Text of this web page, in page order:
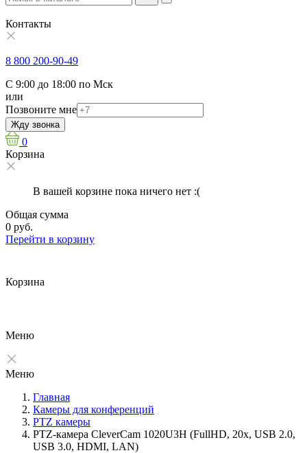
Контакты
8 800 200-90-49
С 9:00 до 18:00 по Мск
или
Позвоните мне
Жду звонка
0
Корзина
В вашей корзине пока ничего нет :(
Общая сумма
0 руб.
Перейти в корзину
Корзина
Меню
Меню
Главная
Камеры для конференций
PTZ камеры
PTZ-камера CleverCam 1020U3H (FullHD, 20x, USB 2.0,
USB 3.0, HDMI, LAN)